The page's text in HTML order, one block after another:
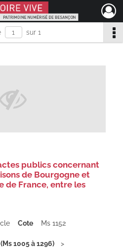
numérisé de Besançon
sur 1
publics concernant
de Bourgogne et
de France, entre les
Cote Ms 1152
1005 à 1296)